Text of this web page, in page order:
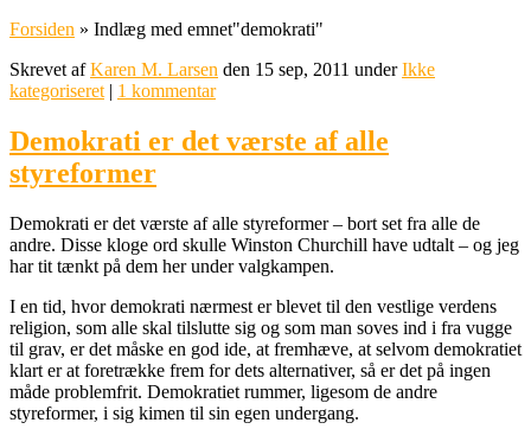
Forsiden » Indlæg med emnet"demokrati"
Skrevet afKaren M. Larsen den 15 sep, 2011 underIkke
kategoriseret | 1 kommentar
Demokrati er det værste af alle
styreformer
Demokrati er det værste af alle styreformer – bort set fra alle de
andre. Disse kloge ord skulle Winston Churchill have udtalt – og jeg
har tit tænkt på dem her under valgkampen.
I en tid, hvor demokrati nærmest er blevet til den vestlige verdens
religion, som alle skal tilslutte sig og som man soves ind i fra vugge
til grav, er det måske en god ide, at fremhæve, at selvom demokratiet
klart er at foretrække frem for dets alternativer, så er det på ingen
måde problemfrit. Demokratiet rummer, ligesom de andre
styreformer, i sig kimen til sin egen undergang.